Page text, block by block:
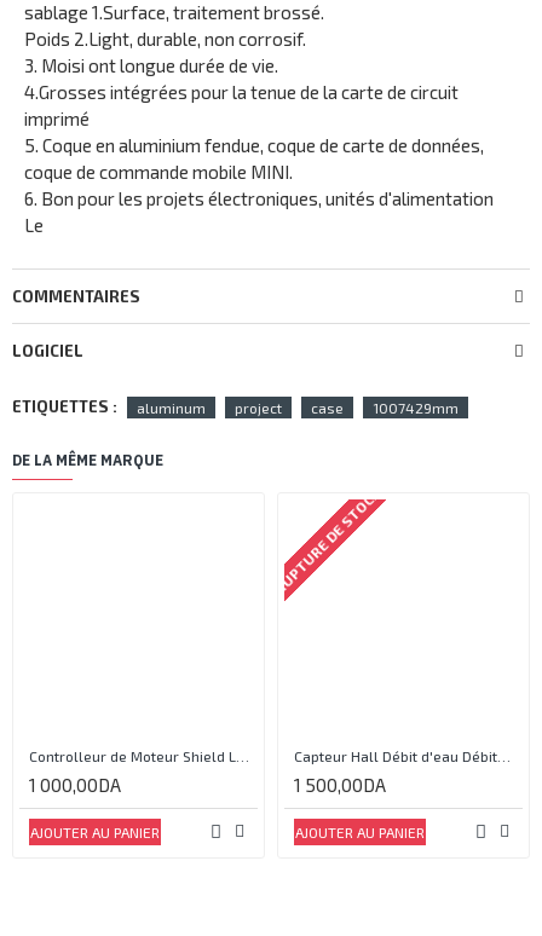
sablage 1.Surface, traitement brossé.
Poids 2.Light, durable, non corrosif.
3. Moisi ont longue durée de vie.
4.Grosses intégrées pour la tenue de la carte de circuit
imprimé
5. Coque en aluminium fendue, coque de carte de données,
coque de commande mobile MINI.
6. Bon pour les projets électroniques, unités d'alimentation
Le
COMMENTAIRES
LOGICIEL
ETIQUETTES : aluminum project case 1007429mm
DE LA MÊME MARQUE
1 000,00DA
AJOUTER AU PANIER
RUPTURE DE STOCK
Capteur Hall Débit d'eau Débitmètre Contrôle 1-30L Eau / min 1.75MPa
1 500,00DA
AJOUTER AU PANIER